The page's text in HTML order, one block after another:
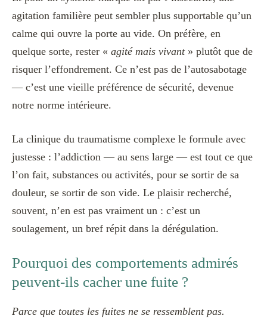
agitation familière peut sembler plus supportable qu’un
calme qui ouvre la porte au vide. On préfère, en
quelque sorte, rester « agité mais vivant» plutôt que de
risquer l’effondrement. Ce n’est pas de l’autosabotage
— c’est une vieille préférence de sécurité, devenue
notre norme intérieure.
La clinique du traumatisme complexe le formule avec
justesse : l’addiction — au sens large — est tout ce que
l’on fait, substances ou activités, pour se sortir de sa
douleur, se sortir de son vide. Le plaisir recherché,
souvent, n’en est pas vraiment un : c’est un
soulagement, un bref répit dans la dérégulation.
Pourquoi des comportements admirés
peuvent-ils cacher une fuite ?
Parce que toutes les fuites ne se ressemblent pas.